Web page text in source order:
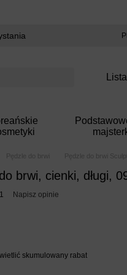
Pędzle do brwi Pędzle do brwi
brwi, cienki, długi,
Napisz opinie
skumulowany rabat